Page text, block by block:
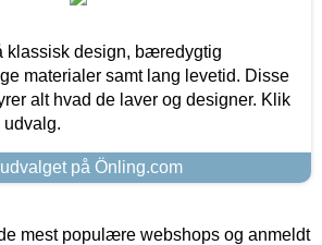
klassisk design, bæredygtig
materialer samt lang levetid. Disse
alt hvad de laver og designer. Klik
udvalg.
på Önling.com
mest populære webshops og anmeldt